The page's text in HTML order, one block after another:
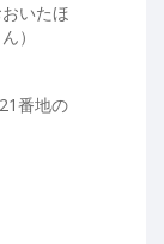
いたほ
）
番地の